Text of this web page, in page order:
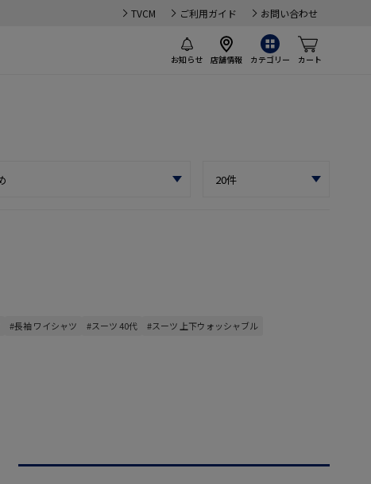
TVCM ご利用ガイド お問い合わせ
お知らせ 店舗情報 カテゴリー カート
#長袖 ワイシャツ #スーツ 40代 #スーツ 上下ウォッシャブル